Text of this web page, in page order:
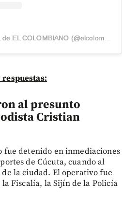
al presunto
Cristian
fue detenido en inmediaciones
de Cúcuta, cuando al
la ciudad. El operativo fue
Fiscalía, la Sijín de la Policía